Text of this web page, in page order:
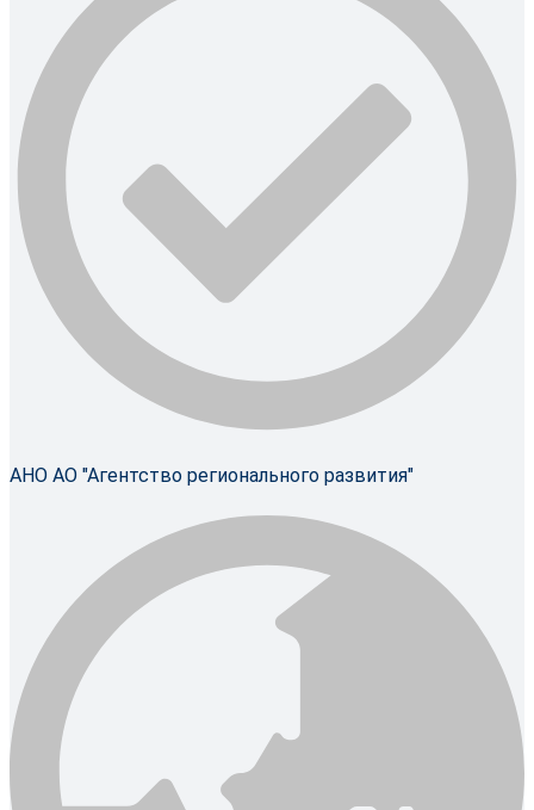
АНО АО "Агентство регионального развития"